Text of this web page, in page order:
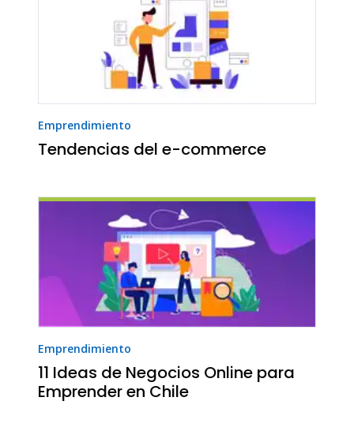
Emprendimiento
Tendencias del e-commerce
Emprendimiento
11 Ideas de Negocios Online para
Emprender en Chile